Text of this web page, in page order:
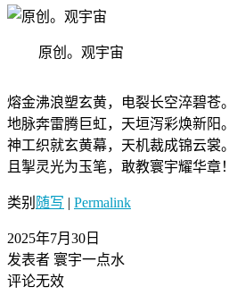
原创。观宇宙
熔金沸浪塑玄黄，电裂长空淬碧苍。
​地脉奔雷腾巨虹，天垣泻彩焕新阳。
​神工织就玄黄幕，天机裁成锦云裳。
且掣灵光为玉笔，敢教寰宇耀华章！
类别 随写 | Permalink
2025年7月30日
发表者 寰宇一点水
评论无效